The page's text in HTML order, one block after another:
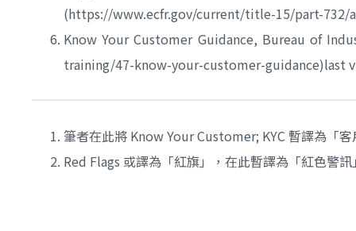
(https://www.ecfr.gov/current/title-15/part-732/
Know Your Customer Guidance, Bureau of
training/47-know-your-customer-guidance)last
筆者在此將 Know Your Customer; KYC 暫譯為「
Red Flags 或譯為「紅旗」，在此暫譯為「紅色警